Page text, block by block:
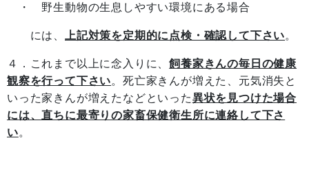
・ 野生動物の生息しやすい環境にある場合
には、 上記対策を定期的に点検・確認して下さい。
４．これまで以上に念入りに、飼養家きんの毎日の健康
観察を行って下さい。死亡家きんが増えた、元気消失と
いった家きんが増えたなどといった異状を見つけた場合
には、直ちに最寄りの家畜保健衛生所に連絡して下さ
い。